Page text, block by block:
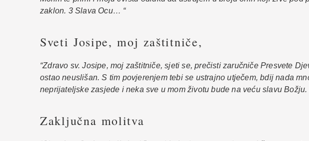
zaklon. 3 Slava Ocu… “
Sveti Josipe, moj zaštitniče,
“Zdravo sv. Josipe, moj zaštitniče, sjeti se, prečisti zaručniče Presvete
ostao neuslišan. S tim povjerenjem tebi se ustrajno utječem, bdij nada
neprijateljske zasjede i neka sve u mom životu bude na veću slavu
Zaključna molitva